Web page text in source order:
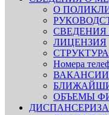
О
СВЕДЕНИЯ
ЛИЦЕНЗИЯ
СТРУКТУРА
Номера
ВАКАНСИИ
ОБЪЕМЫ